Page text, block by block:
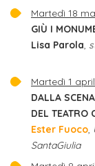
DIDATTICA
Materie
studio
Progetti
studenti
LAVORO
Apprendistato
gli
studenti
Stage
attivabili
Martedì 18
GIÙ I
Lisa Parola,
Martedì 1
DALLA
DEL TEATRO
Ester Fuoco,
SantaGiulia